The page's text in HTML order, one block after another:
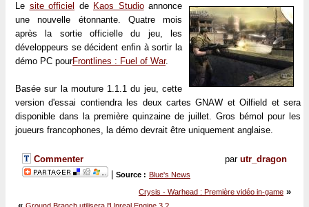
Le site officiel de Kaos Studioannonce
une nouvelle étonnante. Quatre mois
après la sortie officielle du jeu, les
développeurs se décident enfin à sortir la
démo PC pourFrontlines : Fuel of War.
Basée sur la mouture 1.1.1 du jeu, cette
version d'essai contiendra les deux cartes GNAW et Oilfield et sera
disponible dans la première quinzaine de juillet. Gros bémol pour les
joueurs francophones, la démo devrait être uniquement anglaise.
par utr_dragon
Commenter
Source : Blue's News
Crysis - Warhead : Première vidéo in-game »